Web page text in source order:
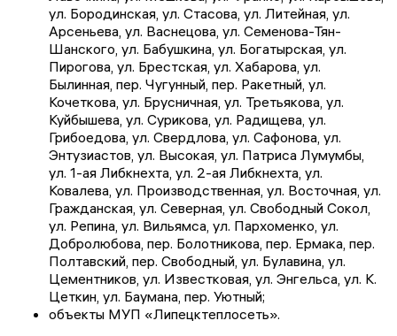
ул. Бородинская, ул. Стасова, ул. Литейная, ул.
Арсеньева, ул. Васнецова, ул. Семенова-Тян-
Шанского, ул. Бабушкина, ул. Богатырская, ул.
Пирогова, ул. Брестская, ул. Хабарова, ул.
Былинная, пер. Чугунный, пер. Ракетный, ул.
Кочеткова, ул. Брусничная, ул. Третьякова, ул.
Куйбышева, ул. Сурикова, ул. Радищева, ул.
Грибоедова, ул. Свердлова, ул. Сафонова, ул.
Энтузиастов, ул. Высокая, ул. Патриса Лумумбы,
ул. 1-ая Либкнехта, ул. 2-ая Либкнехта, ул.
Ковалева, ул. Производственная, ул. Восточная, ул.
Гражданская, ул. Северная, ул. Свободный Сокол,
ул. Репина, ул. Вильямса, ул. Пархоменко, ул.
Добролюбова, пер. Болотникова, пер. Ермака, пер.
Полтавский, пер. Свободный, ул. Булавина, ул.
Цементников, ул. Известковая, ул. Энгельса, ул. К.
Цеткин, ул. Баумана, пер. Уютный;
объекты МУП «Липецктеплосеть».